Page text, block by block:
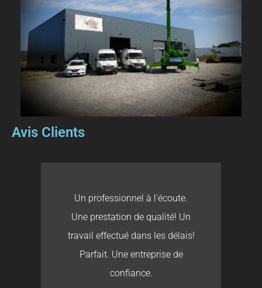
Avis Clients
Un professionnel à l'écoute.
Une prestation de qualité! Un
travail effectué dans les délais!
Parfait. Une entreprise de
confiance.